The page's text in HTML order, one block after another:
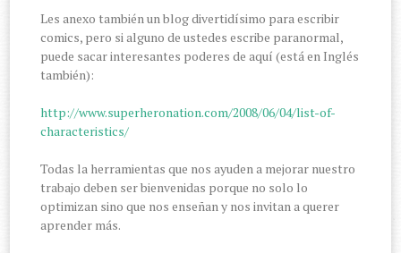
Les anexo también un blog divertidísimo para escribir
comics, pero si alguno de ustedes escribe paranormal,
puede sacar interesantes poderes de aquí (está en Inglés
también):
http://www.superheronation.com/2008/06/04/list-of-
characteristics/
Todas la herramientas que nos ayuden a mejorar nuestro
trabajo deben ser bienvenidas porque no solo lo
optimizan sino que nos enseñan y nos invitan a querer
aprender más.